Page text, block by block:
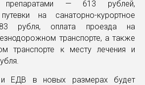
препаратами — 613 рублей,
на санаторно-курортное
рубля, оплата проезда на
транспорте, а также
транспорте к месту лечения и
и ЕДВ в новых размерах будет